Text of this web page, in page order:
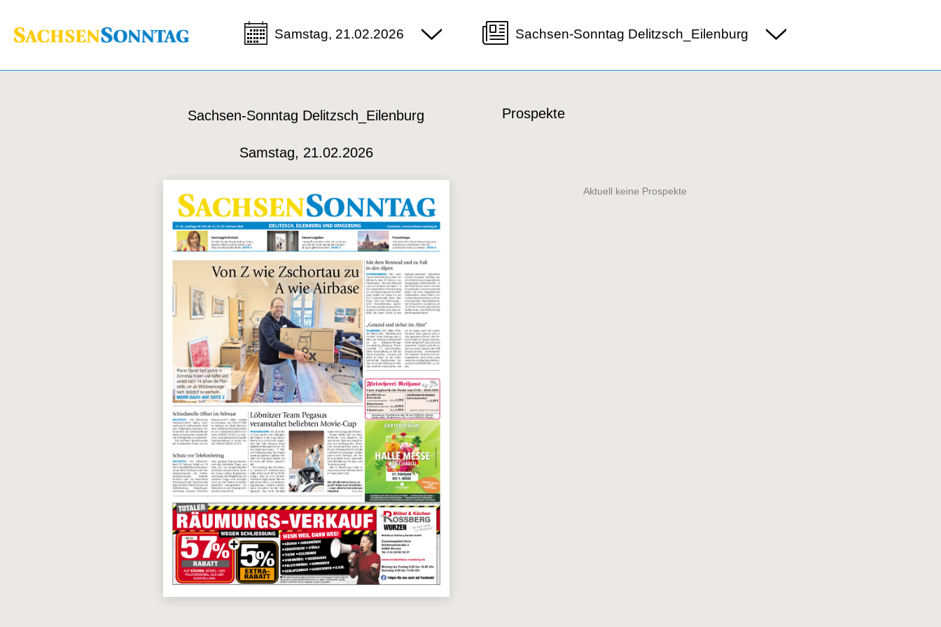
Samstag, 21.02.2026 Sachsen-Sonntag Delitzsch_Eilenburg
Sachsen-Sonntag Delitzsch_Eilenburg
Samstag, 21.02.2026
Prospekte